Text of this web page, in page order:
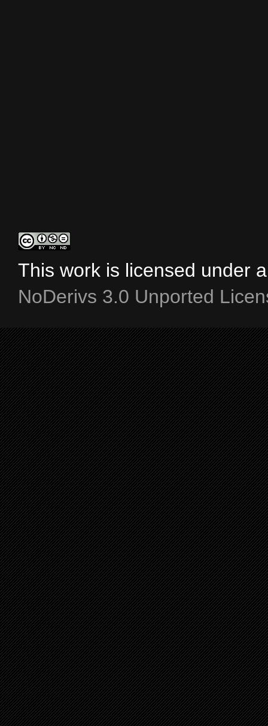
This work is licensed under
NoDerivs 3.0 Unported